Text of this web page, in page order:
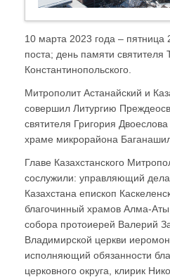
10 марта 2023 года –
поста; день памяти святителя
Константинопольского.
Митрополит Астанайский и
совершил Литургию
святителя Григория
храме микрорайона
Главе Казахстанского
сослужили: управляющий
Казахстана епископ
благочинный храмов Алма-
собора протоиерей Валерий
Владимирской церкви
исполняющий обязанности
церковного округа, клирик